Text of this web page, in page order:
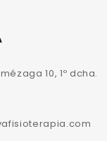
10, 1º dcha.